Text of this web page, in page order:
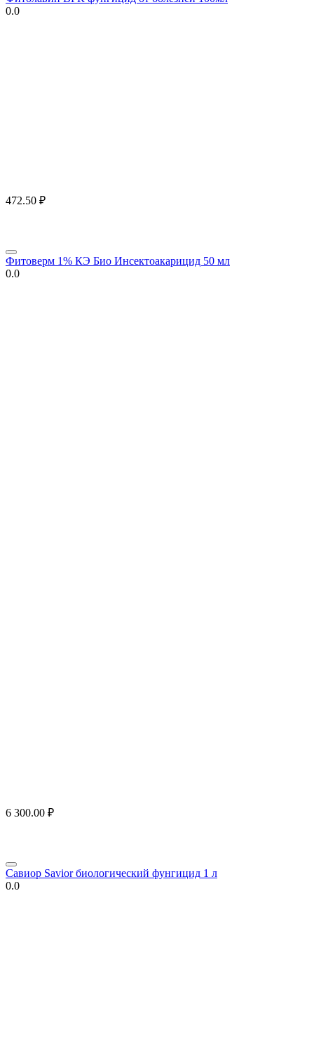
0.0
472.50 ₽
Фитоверм 1% КЭ Био Инсектоакарицид 50 мл
0.0
6 300.00 ₽
Савиор Savior биологический фунгицид 1 л
0.0